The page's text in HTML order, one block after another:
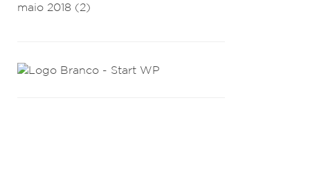
maio 2018 (2)